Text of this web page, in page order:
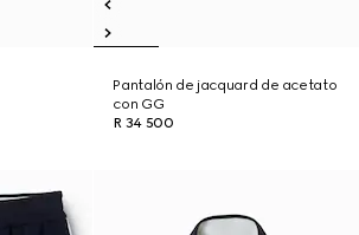
Pantalón de jacquard de acetato
con GG
R 34 500